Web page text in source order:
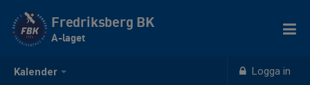
Kalender Logga in
Fredriksberg BK
A-laget